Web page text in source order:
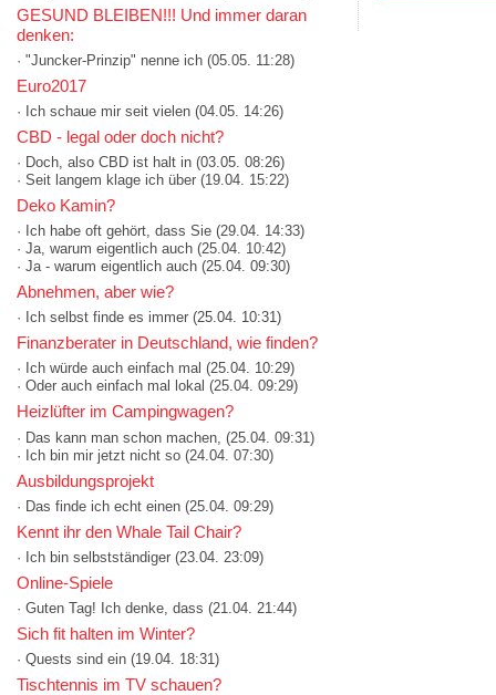
GESUND BLEIBEN!!! Und immer daran
denken:
· "Juncker-Prinzip" nenne ich (05.05. 11:28)
Euro2017
· Ich schaue mir seit vielen (04.05. 14:26)
CBD - legal oder doch nicht?
· Doch, also CBD ist halt in (03.05. 08:26)
· Seit langem klage ich über (19.04. 15:22)
Deko Kamin?
· Ich habe oft gehört, dass Sie (29.04. 14:33)
· Ja, warum eigentlich auch (25.04. 10:42)
· Ja - warum eigentlich auch (25.04. 09:30)
Abnehmen, aber wie?
· Ich selbst finde es immer (25.04. 10:31)
Finanzberater in Deutschland, wie finden?
· Ich würde auch einfach mal (25.04. 10:29)
· Oder auch einfach mal lokal (25.04. 09:29)
Heizlüfter im Campingwagen?
· Das kann man schon machen, (25.04. 09:31)
· Ich bin mir jetzt nicht so (24.04. 07:30)
Ausbildungsprojekt
· Das finde ich echt einen (25.04. 09:29)
Kennt ihr den Whale Tail Chair?
· Ich bin selbstständiger (23.04. 23:09)
Online-Spiele
· Guten Tag! Ich denke, dass (21.04. 21:44)
Sich fit halten im Winter?
· Quests sind ein (19.04. 18:31)
Tischtennis im TV schauen?